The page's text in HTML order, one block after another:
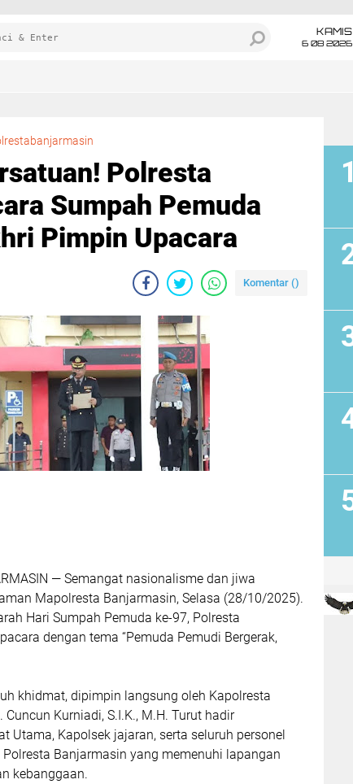
KAMIS
6 08 2026
Polresta
Sumpah Pemuda
Pimpin Upacara
Komentar ()
— Semangat nasionalisme dan jiwa
Mapolresta Banjarmasin, Selasa (28/10/2025).
Hari Sumpah Pemuda ke-97, Polresta
dengan tema “Pemuda Pemudi Bergerak,
khidmat, dipimpin langsung oleh Kapolresta
Kurniadi, S.I.K., M.H. Turut hadir
Utama, Kapolsek jajaran, serta seluruh personel
Polresta Banjarmasin yang memenuhi lapangan
kebanggaan.